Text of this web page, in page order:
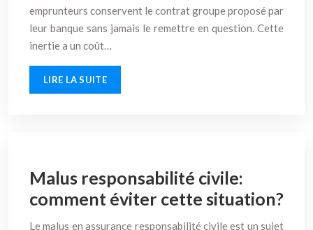
emprunteurs conservent le contrat groupe proposé par
leur banque sans jamais le remettre en question. Cette
inertie a un coût…
LIRE LA SUITE
Malus responsabilité civile:
comment éviter cette situation?
Le malus en assurance responsabilité civile est un sujet